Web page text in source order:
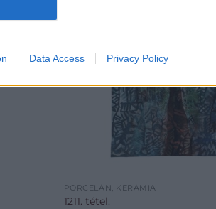
Data Access Privacy Policy
PORCELÁN, KERÁMIA
1211. tétel: